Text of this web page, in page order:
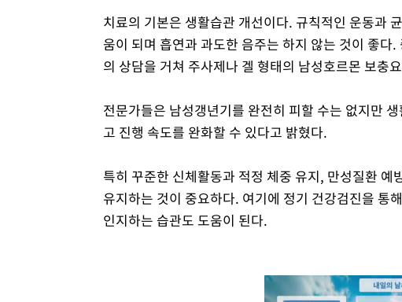
치료의 기본은 생활습관 개선이다. 규칙적인 운동과
움이 되며 흡연과 과도한 음주는 하지 않는 것이 좋
의 상담을 거쳐 주사제나 겔 형태의 남성호르몬 보충
전문가들은 남성갱년기를 완전히 피할 수는 없지만
고 진행 속도를 완화할 수 있다고 밝혔다.
특히 꾸준한 신체활동과 적정 체중 유지, 만성질환
유지하는 것이 중요하다. 여기에 정기 건강검진을 통
인지하는 습관도 도움이 된다.